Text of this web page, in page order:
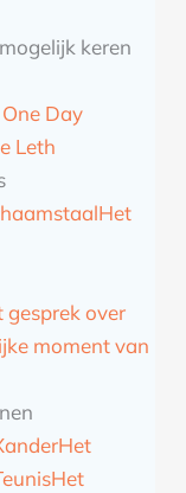
keren
Day
Leth
Het
gesprek over
moment van
Het
Het